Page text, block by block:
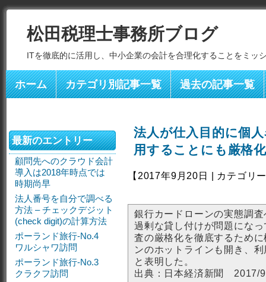
松田税理士事務所ブログ
ITを徹底的に活用し、中小企業の会計を合理化することをミッ
ホーム カテゴリ別記事一覧 過去の記事一覧
法人が仕入目的に個
用することにも厳格
【2017年9月20日 | カテゴリ
銀行カードローンの実態調
過剰な貸し付けが問題にな
査の厳格化を徹底するため
ンのホットラインも開き、
と表明した。
出典：日本経済新聞 2017/
最新のエントリー
顧問先へのクラウド会計
導入は2018年時点では
時期尚早
法人番号を自分で調べる
方法 – チェックデジット
(check digit)の計算方法
ポーランド旅行-No.4
ワルシャワ訪問
ポーランド旅行-No.3
クラクフ訪問